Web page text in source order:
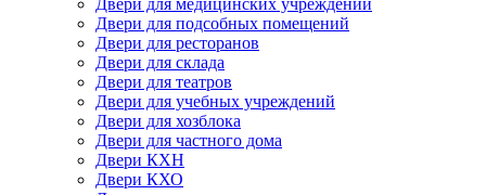
Двери для медицинских учреждений
Двери для подсобных помещений
Двери для ресторанов
Двери для склада
Двери для театров
Двери для учебных учреждений
Двери для хозблока
Двери для частного дома
Двери КХН
Двери КХО